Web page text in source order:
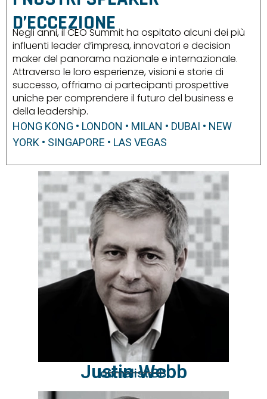
D’ECCEZIONE
Negli anni, il CEO Summit ha ospitato alcuni dei più
influenti leader d’impresa, innovatori e decision
maker del panorama nazionale e internazionale.
Attraverso le loro esperienze, visioni e storie di
successo, offriamo ai partecipanti prospettive
uniche per comprendere il futuro del business e
della leadership.
HONG KONG • LONDON • MILAN • DUBAI • NEW
YORK • SINGAPORE • LAS VEGAS
Justin Webb
Journalist BBC